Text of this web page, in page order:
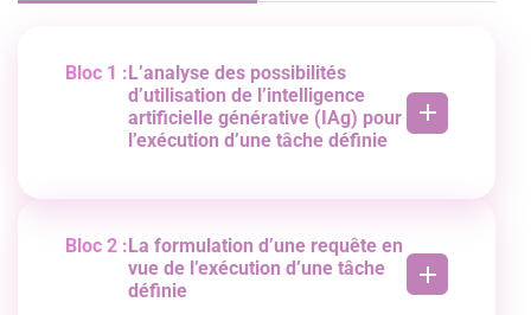
Bloc 1 : L’analyse des possibilités
d’utilisation de l’intelligence
artificielle générative (IAg) pour
l’exécution d’une tâche définie
chaque tâche. Identification, analyse et
correspondant à
chaque tâche.
Analyse et évaluation des gains potentiels.
Vérification de la conformité des solutions
Bloc 2 : La formulation d’une requête en
vue de l’exécution d’une tâche
définie